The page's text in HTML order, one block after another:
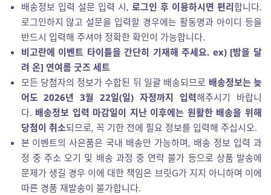
배송정보 입력 설문 입력 시, 로그인 후 이용하시면 편리합니다.
로그인하지 않고 설문을 입력할 경우에는 활동명과 아이디 등을
반드시 입력해 주셔야 정확한 확인이 가능합니다.
비고란에 이벤트 타이틀을 간단히 기재해 주세요. ex) [밤을 달
려 온] 연여름 굿즈 세트
모든 당첨자의 정보가 수합된 뒤 일괄 배송되므로 배송정보는 늦
어도 2026년 3월 22일(일) 자정까지 입력해주시기 바랍니
다. 배송정보 입력 마감일이 지난 이후에는 원활한 배송을 위해
당첨이 취소되므로, 꼭 기한 전에 필요 정보를 입력해 주십시오.
본 이벤트의 사은품은 국내 배송만 가능하며, 배송 정보 입력 과
정 중 주소 오기 및 배송 과정 중 연락 불가 등으로 상품 발송에
문제가 생길 경우 이에 대한 책임은 브릿G가 지지 아니하며 이에
따른 경품 재발송이 불가합니다.